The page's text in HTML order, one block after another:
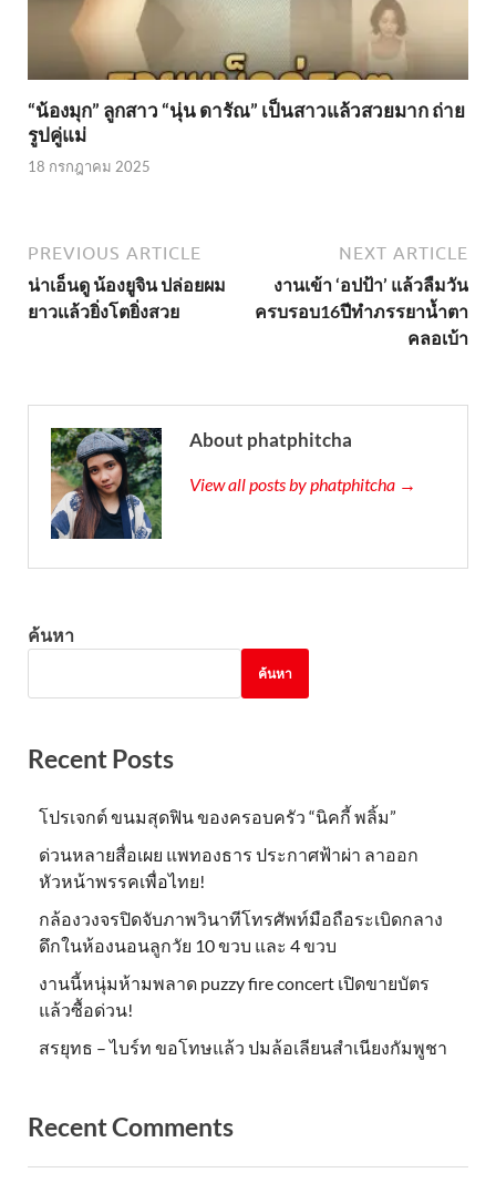
“น้องมุก” ลูกสาว “นุ่น ดารัณ” เป็นสาวแล้วสวยมาก ถ่าย
รูปคู่แม่
18 กรกฎาคม 2025
PREVIOUS ARTICLE
น่าเอ็นดู น้องยูจิน ปล่อยผม
ยาวเเล้วยิ่งโตยิ่งสวย
NEXT ARTICLE
งานเข้า ‘อปป้า’ แล้วลืมวัน
ครบรอบ16ปีทำภรรยาน้ำตา
คลอเบ้า
About phatphitcha
View all posts by phatphitcha →
ค้นหา
ค้นหา
Recent Posts
โปรเจกต์ ขนมสุดฟิน ของครอบครัว “นิคกี้ พลิ้ม”
ด่วนหลายสื่อเผย แพทองธาร ประกาศฟ้าผ่า ลาออก
หัวหน้าพรรคเพื่อไทย!
กล้องวงจรปิดจับภาพวินาทีโทรศัพท์มือถือระเบิดกลาง
ดึกในห้องนอนลูกวัย 10 ขวบ และ 4 ขวบ
งานนี้หนุ่มห้ามพลาด puzzy fire concert เปิดขายบัตร
แล้วซื้อด่วน!
สรยุทธ – ไบร์ท ขอโทษแล้ว ปมล้อเลียนสำเนียงกัมพูชา
Recent Comments